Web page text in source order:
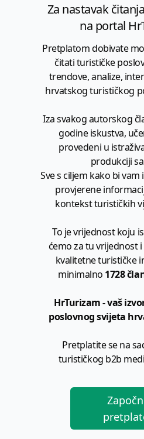
Za nastavak
na portal
Pretplatom dobivate
čitati turističke
trendove, analize,
hrvatskog turističkog
Iza svakog autorskog
godine iskustva,
provedeni u
produkciji
Sve s ciljem kako bi
provjerene
kontekst turističkih
To je vrijednost koju
ćemo za tu vrijednost
kvalitetne turističke
minimalno 1728
HrTurizam - vaš
poslovnog svijeta
Pretplatite se na
turističkog b2b